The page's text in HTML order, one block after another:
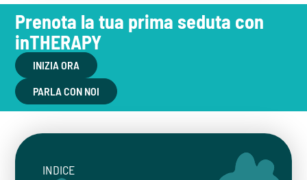
Prenota la tua prima seduta con
inTHERAPY
INIZIA ORA
PARLA CON NOI
INDICE